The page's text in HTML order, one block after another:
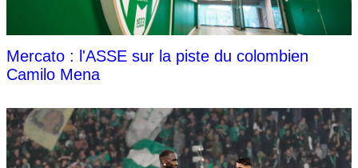
Mercato : l'ASSE sur la piste du colombien
Camilo Mena